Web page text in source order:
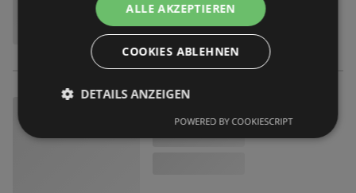
ALLE AKZEPTIEREN
COOKIES ABLEHNEN
DETAILS ANZEIGEN
POWERED BY COOKIESCRIPT